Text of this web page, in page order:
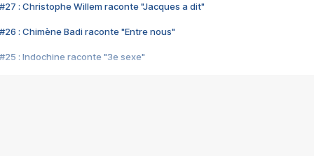
#27 : Christophe Willem raconte "Jacques a dit"
#26 : Chimène Badi raconte "Entre nous"
#25 : Indochine raconte "3e sexe"